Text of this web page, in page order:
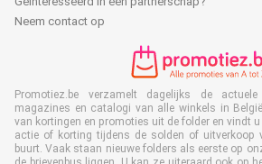
Neem contact op
Promotiez.be verzamelt dagelijks de
magazines en catalogi van alle winkels in
van kortingen en promoties uit de folder en vindt
actie of korting tijdens de solden of uitverkoop
buurt. Vaak staan nieuwe folders als eerste op